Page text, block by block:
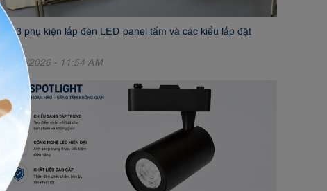
Bộ 3 phụ kiện lắp đèn LED panel tấm và các kiểu lắp đặt
24/07/2026 - 11:54 AM